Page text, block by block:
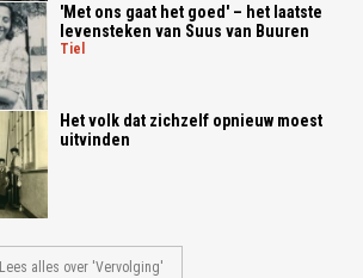
'Met ons gaat het goed' – het laatste
levensteken van Suus van Buuren
tiel
Het volk dat zichzelf opnieuw moest
uitvinden
Lees alles over 'Vervolging'